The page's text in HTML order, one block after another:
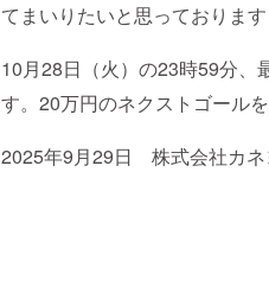
てまいりたいと思っております
10月28日（火）の23時59分、
す。20万円のネクストゴール
2025年9月29日 株式会社カ